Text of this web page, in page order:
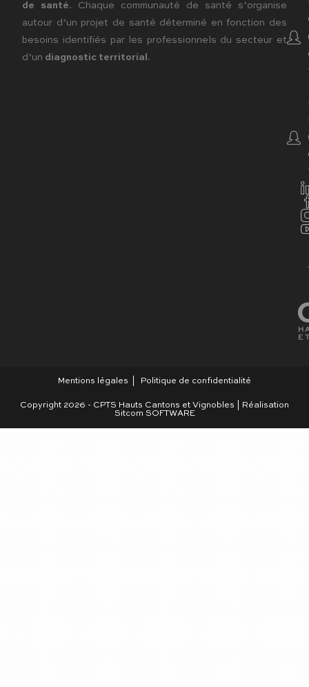
de santé. Chaque communauté de santé s’organise
autour d’un projet de santé déterminé en fonction des
besoins identifiés par les professionnels du secteur et
d’un diagnostic territorial .
Mentions légales Politique de confidentialité
Copyright 2026 - CPTS Hauts Cantons et Vignobles | Réalisation
Sitcom SOFTWARE